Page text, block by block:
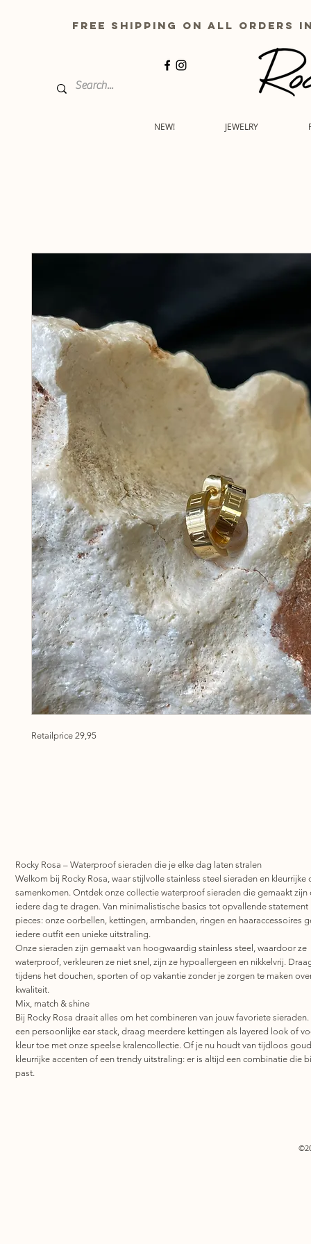
free shipping on all
NEW! JEWELRY
Retailprice 29,95
Rocky Rosa – Waterproof sieraden die je elke dag laten stralen
Welkom bij Rocky Rosa, waar stijlvolle stainless steel sieraden en kleurrijke
samenkomen. Ontdek onze collectie waterproof sieraden die gemaakt zijn
iedere dag te dragen. Van minimalistische basics tot opvallende statement
pieces: onze oorbellen, kettingen, armbanden, ringen en haaraccessoires
iedere outfit een unieke uitstraling.
Onze sieraden zijn gemaakt van hoogwaardig stainless steel, waardoor ze
waterproof, verkleuren ze niet snel, zijn ze hypoallergeen en nikkelvrij.
tijdens het douchen, sporten of op vakantie zonder je zorgen te maken
kwaliteit.
Mix, match & shine
Bij Rocky Rosa draait alles om het combineren van jouw favoriete sieraden.
een persoonlijke ear stack, draag meerdere kettingen als layered look of
kleur toe met onze speelse kralencollectie. Of je nu houdt van tijdloos
kleurrijke accenten of een trendy uitstraling: er is altijd een combinatie die
past.